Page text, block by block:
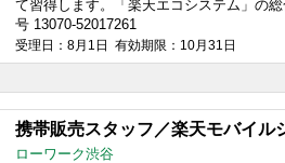
て習得します。「楽天エコシステム」の
号 13070-52017261
受理日：8月1日 有効期限：10月31日
携帯販売スタッフ／楽天モバイル
ローワーク渋谷